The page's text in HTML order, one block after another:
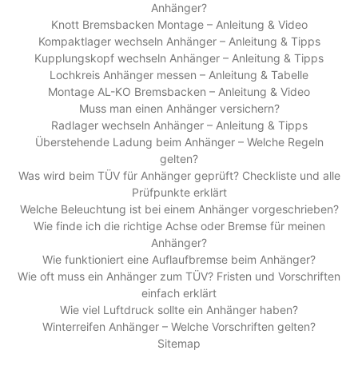
Anhänger?
Knott Bremsbacken Montage – Anleitung & Video
Kompaktlager wechseln Anhänger – Anleitung & Tipps
Kupplungskopf wechseln Anhänger – Anleitung & Tipps
Lochkreis Anhänger messen – Anleitung & Tabelle
Montage AL-KO Bremsbacken – Anleitung & Video
Muss man einen Anhänger versichern?
Radlager wechseln Anhänger – Anleitung & Tipps
Überstehende Ladung beim Anhänger – Welche Regeln
gelten?
Was wird beim TÜV für Anhänger geprüft? Checkliste und alle
Prüfpunkte erklärt
Welche Beleuchtung ist bei einem Anhänger vorgeschrieben?
Wie finde ich die richtige Achse oder Bremse für meinen
Anhänger?
Wie funktioniert eine Auflaufbremse beim Anhänger?
Wie oft muss ein Anhänger zum TÜV? Fristen und Vorschriften
einfach erklärt
Wie viel Luftdruck sollte ein Anhänger haben?
Winterreifen Anhänger – Welche Vorschriften gelten?
Sitemap